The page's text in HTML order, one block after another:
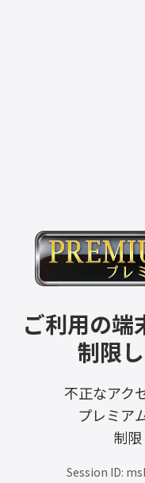
ご利用の端
制限
不正なアク
プレミア
制限
Session ID: